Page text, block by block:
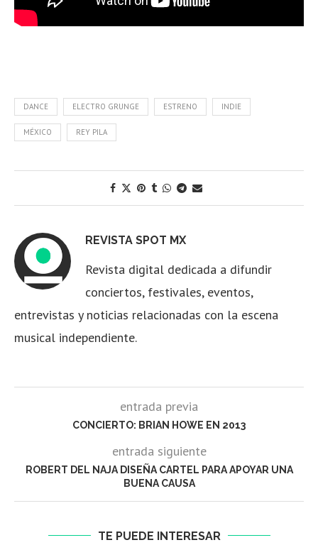
DANCE ELECTRO GRUNGE ESTRENO INDIE
MÉXICO REY PILA
REVISTA SPOT MX
Revista digital dedicada a difundir
conciertos, festivales, eventos,
entrevistas y noticias relacionadas con la escena
musical independiente.
entrada previa
CONCIERTO: BRIAN HOWE EN 2013
entrada siguiente
ROBERT DEL NAJA DISEÑA CARTEL PARA APOYAR UNA
BUENA CAUSA
TE PUEDE INTERESAR